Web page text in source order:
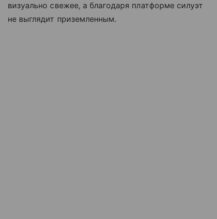
визуально свежее, а благодаря платформе силуэт
не выглядит приземленным.